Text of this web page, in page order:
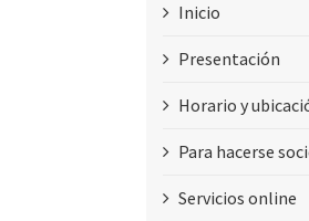
Inicio
Presentación
Horario y
Para hacerse
Servicios online